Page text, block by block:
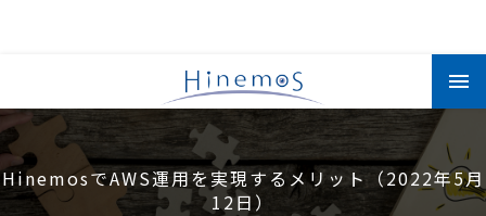
コ
ン
テ
ツ
HinemosでAWS運用を実現するメリット（2022年5月
12日）